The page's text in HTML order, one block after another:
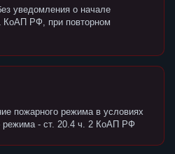
уведомления о начале
КоАП РФ, при повторном
пожарного режима в условиях
режима - ст. 20.4 ч. 2 КоАП РФ